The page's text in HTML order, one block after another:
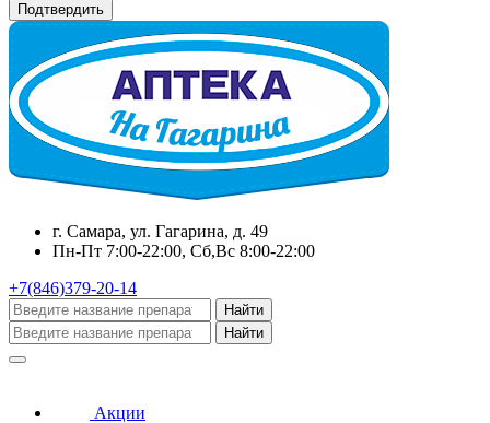
г. Самара, ул. Гагарина, д. 49
Пн-Пт 7:00-22:00, Сб,Вс 8:00-22:00
+7(846)379-20-14
Найти
Найти
Акции